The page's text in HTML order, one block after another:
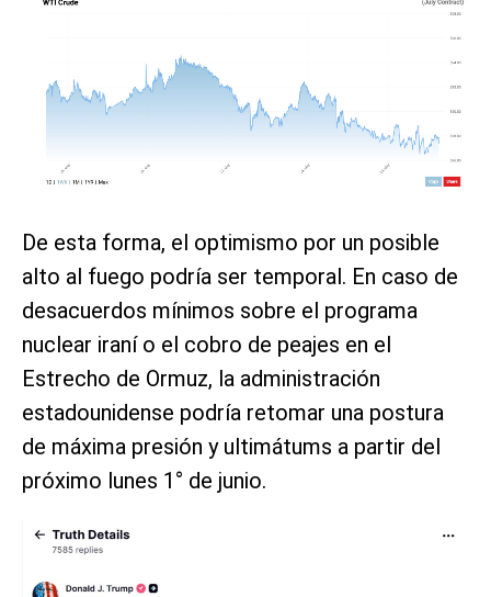
De esta forma, el optimismo por un posible
alto al fuego podría ser temporal. En caso de
desacuerdos mínimos sobre el programa
nuclear iraní o el cobro de peajes en el
Estrecho de Ormuz, la administración
estadounidense podría retomar una postura
de máxima presión y ultimátums a partir del
próximo lunes 1° de junio.